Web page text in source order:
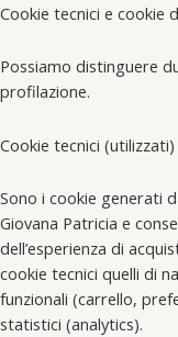
Cookie tecnici e cookie
Possiamo distinguere
profilazione.
Cookie tecnici (utilizzati)
Sono i cookie generati
Giovana Patricia e
dell’esperienza di
cookie tecnici quelli di
funzionali (carrello,
statistici (analytics).